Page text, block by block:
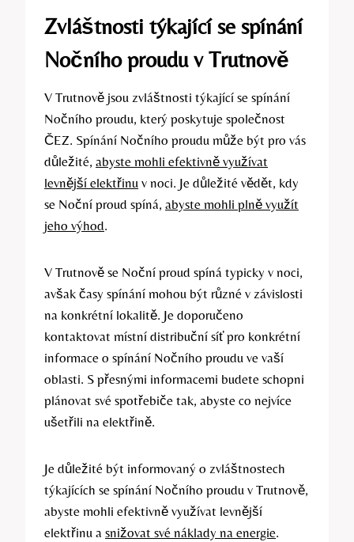
Zvláštnosti týkající se spínání
Nočního proudu v Trutnově
V Trutnově jsou zvláštnosti týkající se spínání
Nočního proudu, který poskytuje společnost
ČEZ. Spínání Nočního proudu může být pro vás
důležité, abyste mohli efektivně využívat
levnější elektřinu v noci. Je důležité vědět, kdy
se Noční proud spíná, abyste mohli plně využít
jeho výhod.
V Trutnově se Noční proud spíná typicky v noci,
avšak časy spínání mohou být různé v závislosti
na konkrétní lokalitě. Je doporučeno
kontaktovat místní distribuční síť pro konkrétní
informace o spínání Nočního proudu ve vaší
oblasti. S přesnými informacemi budete schopni
plánovat své spotřebiče tak, abyste co nejvíce
ušetřili na elektřině.
Je důležité být informovaný o zvláštnostech
týkajících se spínání Nočního proudu v Trutnově,
abyste mohli efektivně využívat levnější
elektřinu a snižovat své náklady na energie.